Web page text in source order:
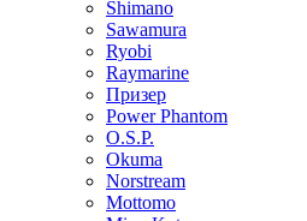
Shimano
Sawamura
Ryobi
Raymarine
Призер
Power Phantom
O.S.P.
Okuma
Norstream
Mottomo